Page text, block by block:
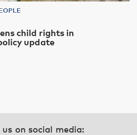
child rights in
update
on social media: